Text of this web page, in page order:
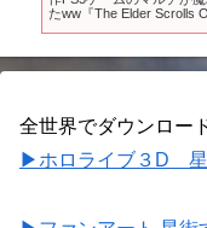
たww『The Elder Scrolls
全世界でダウンロー
▶ホロライブ３D 星